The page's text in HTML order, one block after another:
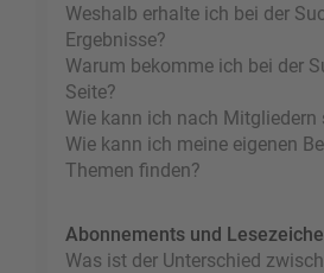
Weshalb erhalte ich bei der
Ergebnisse?
Warum bekomme ich bei der
Seite?
Wie kann ich nach Mitgliedern
Wie kann ich meine eigenen
Themen finden?
Abonnements und
Was ist der Unterschied